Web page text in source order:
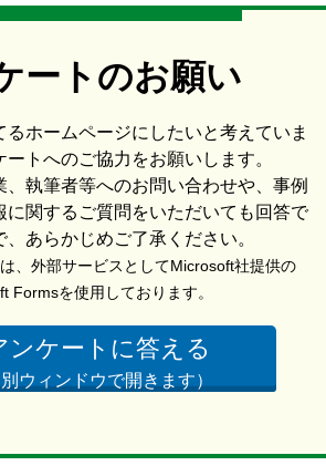
ートのお願い
るホームページにしたいと考えていま
トへのご協力をお願いします。
、執筆者等へのお問い合わせや、事例
に関するご質問をいただいても回答で
、あらかじめご了承ください。
、外部サービスとしてMicrosoft社提供の
Formsを使用しております。
ンケートに答える
別ウィンドウで開きます）